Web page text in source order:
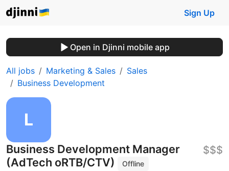
Sign Up
Open in Djinni mobile app
All jobs Marketing & Sales
Sales
Business Development
Business Development Manager
(AdTech oRTB/CTV)
Offline
$$$